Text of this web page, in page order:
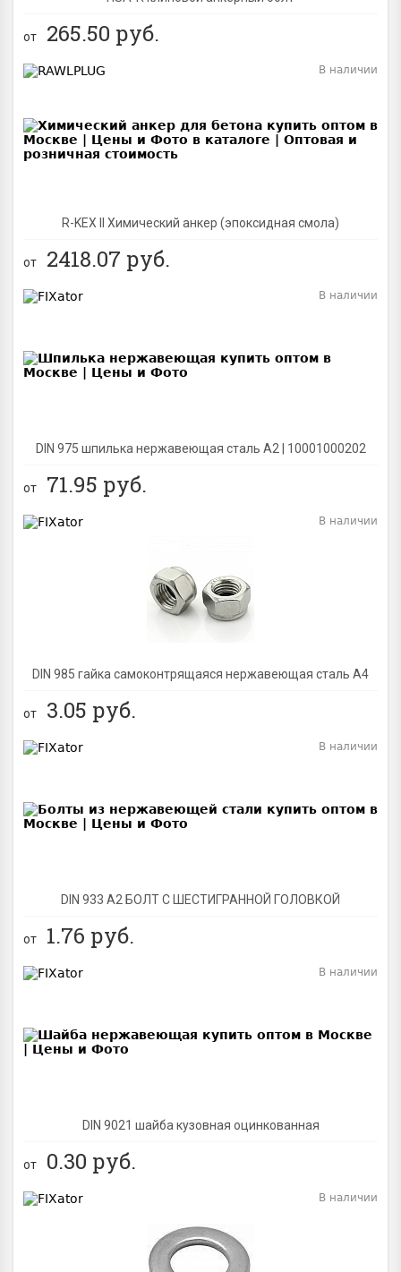
от 265.50 руб.
R-KEX II Химический анкер (эпоксидная смола)
В наличии
от 2418.07 руб.
DIN 975 шпилька нержавеющая сталь A2 | 10001000202
В наличии
от 71.95 руб.
DIN 985 гайка самоконтрящаяся нержавеющая сталь A4
В наличии
от 3.05 руб.
DIN 933 А2 БОЛТ С ШЕСТИГРАННОЙ ГОЛОВКОЙ
В наличии
от 1.76 руб.
DIN 9021 шайба кузовная оцинкованная
В наличии
от 0.30 руб.
В наличии